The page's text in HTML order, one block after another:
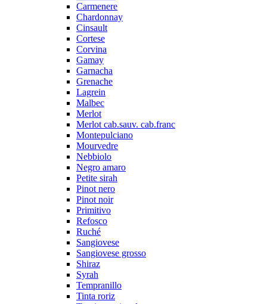
Carmenere
Chardonnay
Cinsault
Cortese
Corvina
Gamay
Garnacha
Grenache
Lagrein
Malbec
Merlot
Merlot cab.sauv. cab.franc
Montepulciano
Mourvedre
Nebbiolo
Negro amaro
Petite sirah
Pinot nero
Pinot noir
Primitivo
Refosco
Ruché
Sangiovese
Sangiovese grosso
Shiraz
Syrah
Tempranillo
Tinta roriz